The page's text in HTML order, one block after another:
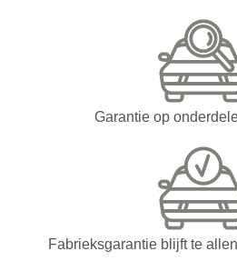
Garantie op
Fabrieksgarantie blijft te